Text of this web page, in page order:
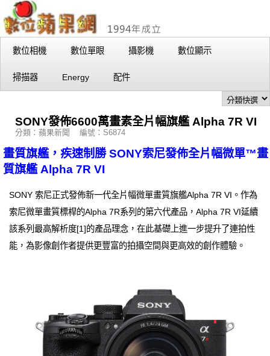
數位相機 數位單眼 攝影機 數位顯示
掃描器 Energy 配件
SONY發佈6600萬畫素全片幅旗艦 Alpha 7R VI
分類：蘋果新聞 編號：S6874
畫質旗艦，疾速制勝 SONY索尼發佈全片幅微單™畫
質旗艦 Alpha 7R VI
SONY 索尼正式發佈新一代全片幅微單畫質旗艦Alpha 7R VI。作為
索尼微單畫質標桿的Alpha 7R系列的第六代產品，Alpha 7R VI延續
該系列最高解析度[1]的產品理念，在此基礎上進一步提升了連拍性
能，為影像創作者提供更豐富的拍攝空間與更高效的創作體驗。